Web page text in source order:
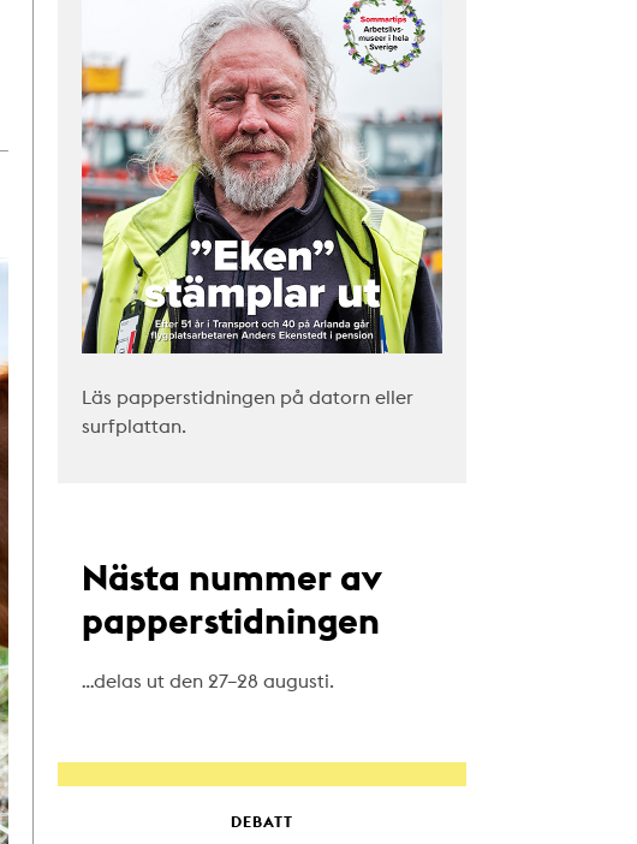
Läs papperstidningen på datorn eller
surfplattan.
Nästa nummer av
papperstidningen
…delas ut den 27–28 augusti.
DEBATT